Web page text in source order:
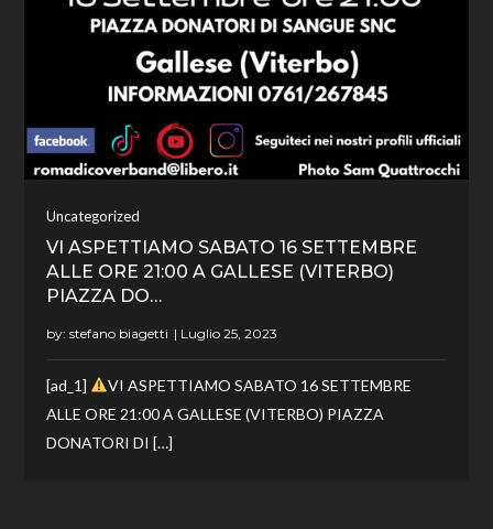
Uncategorized
VI ASPETTIAMO SABATO 16 SETTEMBRE
ALLE ORE 21:00 A GALLESE (VITERBO)
PIAZZA DO…
by:stefano biagetti
[ad_1]
VI ASPETTIAMO SABATO 16 SETTEMBRE
ALLE ORE 21:00 A GALLESE (VITERBO) PIAZZA
DONATORI DI […]